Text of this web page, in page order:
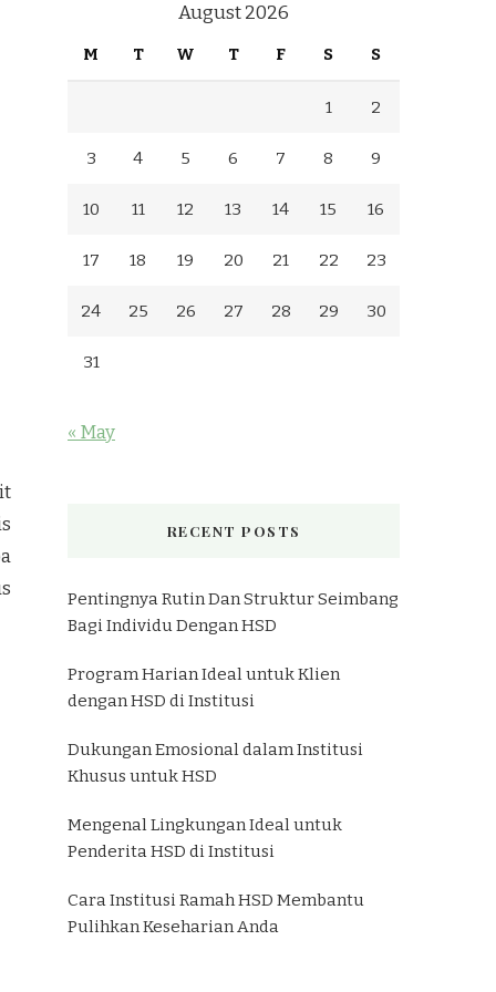
August 2026
M T W T F S S
1 2
3 4 5 6 7 8 9
10 11 12 13 14 15 16
17 18 19 20 21 22 23
24 25 26 27 28 29 30
31
« May
RECENT POSTS
Pentingnya Rutin Dan Struktur Seimbang
Bagi Individu Dengan HSD
Program Harian Ideal untuk Klien
dengan HSD di Institusi
Dukungan Emosional dalam Institusi
Khusus untuk HSD
Mengenal Lingkungan Ideal untuk
Penderita HSD di Institusi
Cara Institusi Ramah HSD Membantu
Pulihkan Keseharian Anda